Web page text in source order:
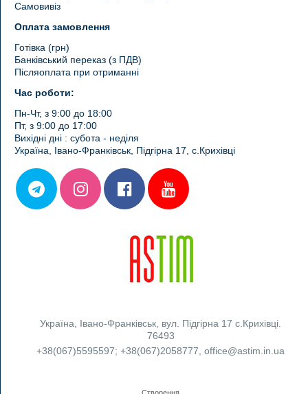
Самовивіз
Оплата замовлення
Готівка (грн)
Банківський переказ (з ПДВ)
Післяоплата при отриманні
Час роботи:
Пн-Чт, з 9:00 до 18:00
Пт, з 9:00 до 17:00
Вихідні дні : субота - неділя
Україна, Івано-Франківськ, Підгірна 17, с.Крихівці
Україна Івано-Франківськ вул. Підгірна 17 с.Крихівці.
76493
+38(067)5595597;+38(067)2058777 ,office@astim.in.ua